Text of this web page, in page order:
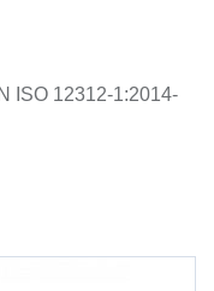
ISO 12312-1:2014-